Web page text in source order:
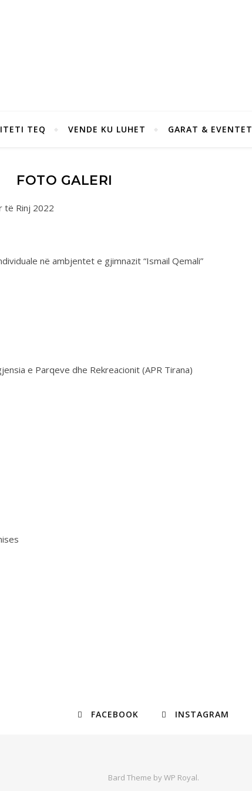
TEQ VENDE KU LUHET GARAT & EVENTET
FOTO GALERI
të Rinj 2022
në ambjentet e gjimnazit “Ismail Qemali”
e Parqeve dhe Rekreacionit (APR Tirana)
FACEBOOK INSTAGRAM
Bard Theme byWP Royal.